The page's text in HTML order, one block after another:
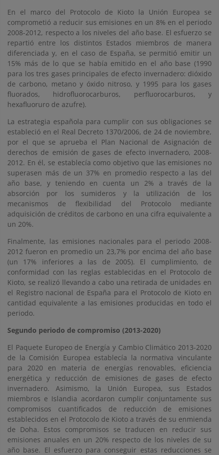
En el marco del Protocolo de Kioto la Unión Europea se
comprometió a reducir sus emisiones en un 8% en el periodo
2008-2012, respecto a los niveles del año base. El esfuerzo se
repartió entre los distintos Estados miembros de manera
diferenciada y, en el caso de España, se permitió emitir un
15% más de lo que se había emitido en el año base (1990
para los tres gases principales de efecto invernadero: dióxido
de carbono, metano y óxido nitroso, y 1995 para los gases
fluorados, hidrofluorocarburos, perfluorocarburos, y
hexafluoruro de azufre).
La estrategia española para cumplir con sus obligaciones se
estableció en el Real Decreto 1370/2006, de 24 de noviembre,
por el que se aprueba el Plan Nacional de Asignación de
derechos de emisión de gases de efecto invernadero, 2008-
2012. En él, se establecía como objetivo que las emisiones no
superasen más de un 37% en promedio respecto a las del
año base, y teniendo en cuenta un 2% a través de la
absorción por los sumideros y la utilización de los
mecanismos de flexibilidad del Protocolo mediante
adquisición de créditos de carbono en una cifra equivalente a
un 20%.
Finalmente, las emisiones nacionales para el periodo 2008-
2012 fueron en promedio un 23,7% por encima del año base
(un 17% inferiores a las de 2005). El cumplimiento, de
conformidad con las reglas establecidas en el Protocolo de
Kioto, se realizó llevando a cabo una retirada de unidades en
el Registro nacional de España para el Protocolo de Kioto en
cantidad equivalente a las emisiones producidas en todo el
periodo.
Segundo periodo de compromiso (2013-2020)
El Paquete Europeo de Energía y Cambio Climático 2013-2020
de la Comisión Europea establecía la normativa vinculante
para 2020 en materia de energías renovables, eficiencia
energética y reducción de emisiones de gases de efecto
invernadero. Asimismo, la Unión Europea, sus Estados
miembros e Islandia acordaron cumplir conjuntamente sus
compromisos cuantificados de reducción de emisiones
establecidos en el Protocolo de Kioto a través de su enmienda
de Doha. Estos compromisos se traducen en reducir sus
emisiones anuales en un 20% respecto de los niveles de su
año base. El esfuerzo para conseguir estas reducciones se